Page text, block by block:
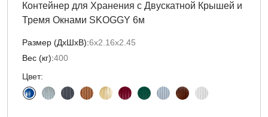
Контейнер для Хранения с Двускатной Крышей и
Тремя Окнами SKOGGY 6м
Размер (ДxШxВ):6х2.16х2.45
Вес (кг):400
Цвет: